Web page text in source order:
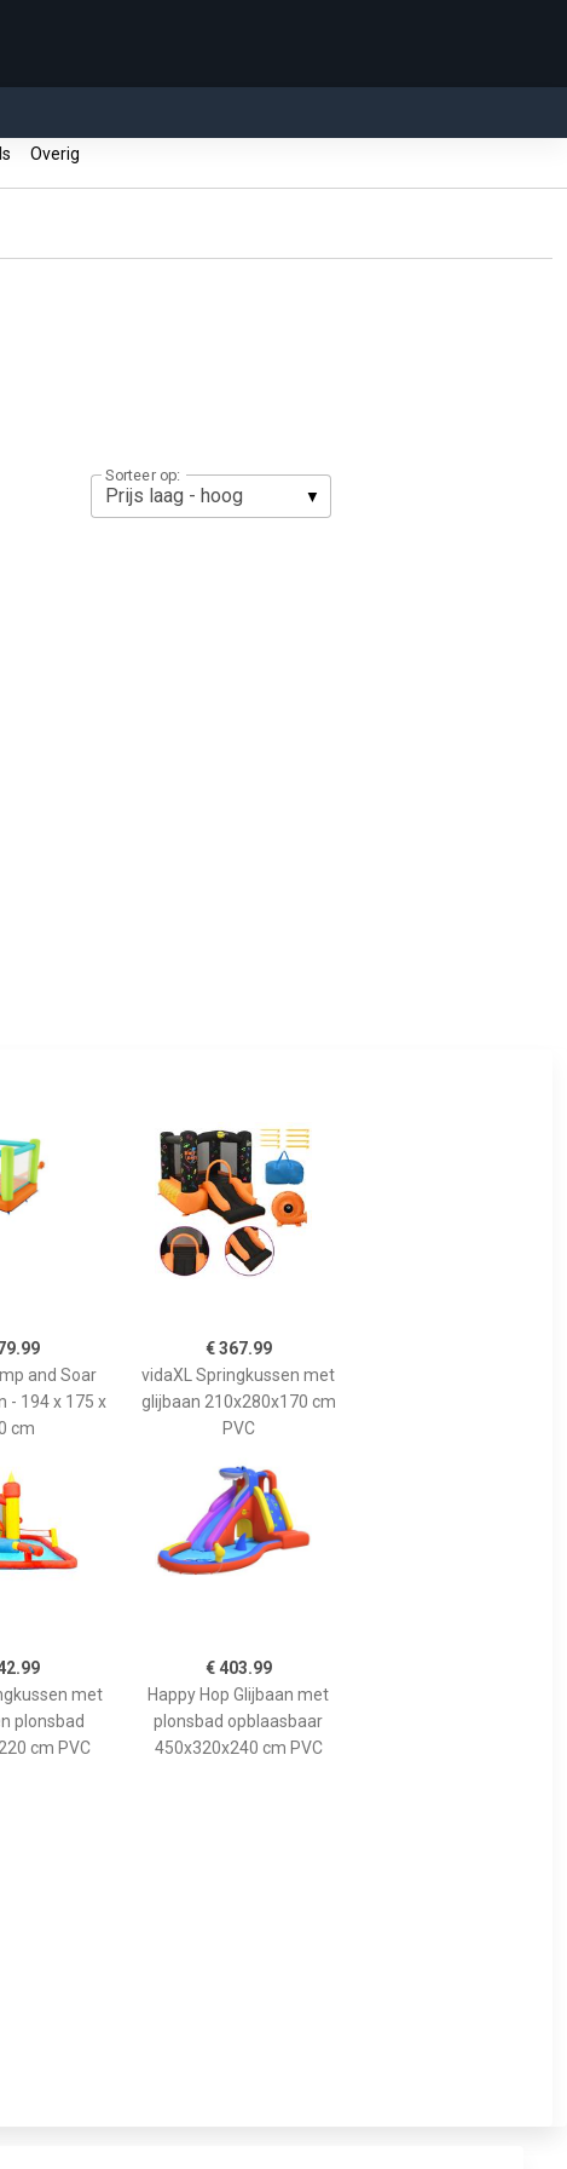
Overig
Sorteer op:
and Soar
- 194 x 175 x
cm
€ 367.99
vidaXL Springkussen met
glijbaan 210x280x170 cm
PVC
met
plonsbad
cm PVC
€ 403.99
Happy Hop Glijbaan met
plonsbad opblaasbaar
450x320x240 cm PVC